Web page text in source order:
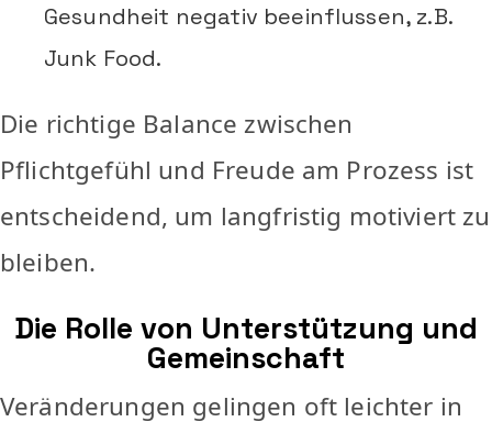
Gesundheit negativ beeinflussen, z.B.
Junk Food.
Die richtige Balance zwischen
Pflichtgefühl und Freude am Prozess ist
entscheidend, um langfristig motiviert zu
bleiben.
Die Rolle von Unterstützung und
Gemeinschaft
Veränderungen gelingen oft leichter in